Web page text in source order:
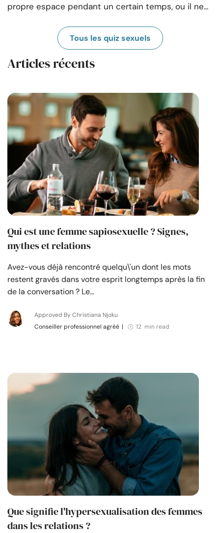
propre espace pendant un certain temps, ou il ne...
Tous les quiz sexuels
Articles récents
Qui est une femme sapiosexuelle ? Signes,
mythes et relations
Avez-vous déjà rencontré quelqu\'un dont les mots
restent gravés dans votre esprit longtemps après la fin
de la conversation ? Le…
Approved By Christiana Njoku
Conseiller professionnel agréé | 12 min read
Que signifie l'hypersexualisation des femmes
dans les relations ?